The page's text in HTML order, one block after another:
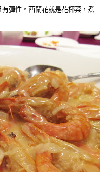
彈性。西蘭花就是花椰菜，煮